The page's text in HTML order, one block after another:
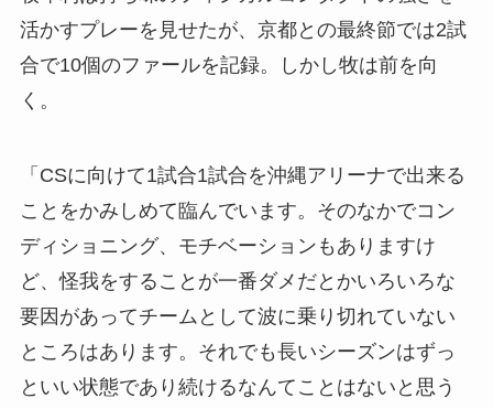
活かすプレーを見せたが、京都との最終節では2試
合で10個のファールを記録。しかし牧は前を向
く。
「CSに向けて1試合1試合を沖縄アリーナで出来る
ことをかみしめて臨んでいます。そのなかでコン
ディショニング、モチベーションもありますけ
ど、怪我をすることが一番ダメだとかいろいろな
要因があってチームとして波に乗り切れていない
ところはあります。それでも長いシーズンはずっ
といい状態であり続けるなんてことはないと思う